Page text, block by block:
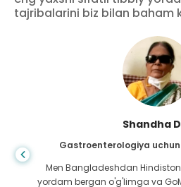
tajribalarini biz bilan baham
Shandha
Gastroenterologiya
Men Bangladeshdan
yordam bergan o'g'limga va